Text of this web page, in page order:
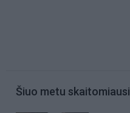
Šiuo metu skaitomiausi